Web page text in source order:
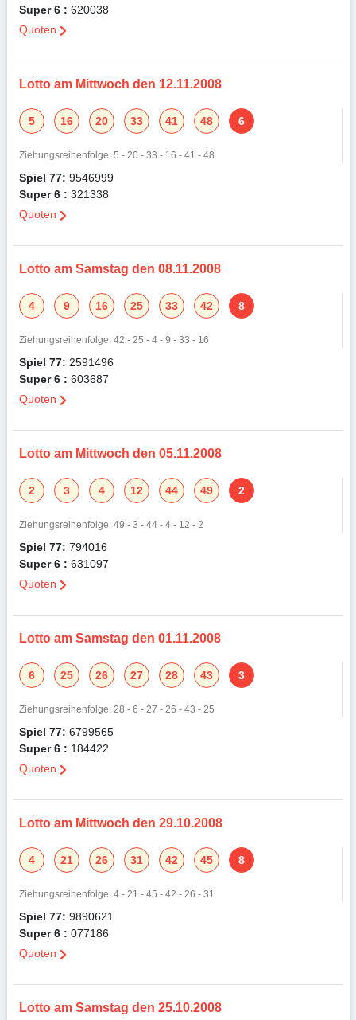
Super 6 : 620038
Quoten
Lotto am Mittwoch den 12.11.2008
5 16 20 33 41 48 6
Ziehungsreihenfolge: 5 - 20 - 33 - 16 - 41 - 48
Spiel 77: 9546999
Super 6 : 321338
Quoten
Lotto am Samstag den 08.11.2008
4 9 16 25 33 42 8
Ziehungsreihenfolge: 42 - 25 - 4 - 9 - 33 - 16
Spiel 77: 2591496
Super 6 : 603687
Quoten
Lotto am Mittwoch den 05.11.2008
2 3 4 12 44 49 2
Ziehungsreihenfolge: 49 - 3 - 44 - 4 - 12 - 2
Spiel 77: 794016
Super 6 : 631097
Quoten
Lotto am Samstag den 01.11.2008
6 25 26 27 28 43 3
Ziehungsreihenfolge: 28 - 6 - 27 - 26 - 43 - 25
Spiel 77: 6799565
Super 6 : 184422
Quoten
Lotto am Mittwoch den 29.10.2008
4 21 26 31 42 45 8
Ziehungsreihenfolge: 4 - 21 - 45 - 42 - 26 - 31
Spiel 77: 9890621
Super 6 : 077186
Quoten
Lotto am Samstag den 25.10.2008